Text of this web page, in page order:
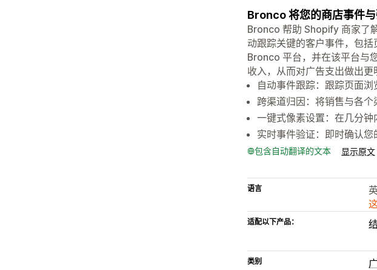
Bronco 将您的商店事件与
Bronco 帮助 Shopify 商家了
动跟踪关键的客户事件，包
Bronco 平台，并在该平台与
收入，从而对广告支出做出更
自动事件跟踪：跟踪页面浏
跨渠道归因：将销售与各个
一键式像素设置：在几分钟
实时事件验证：即时确认您
包含自动翻译的文本 显示原文
语言
适配以下产品：
类别